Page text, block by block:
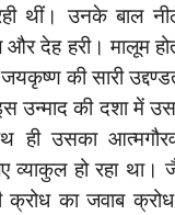
थीं। उनके बाल
और देह हरी। मालूम
की सारी
उन्माद की दशा में
ही उसका
व्याकुल हो रहा था।
क्रोध का जवाब